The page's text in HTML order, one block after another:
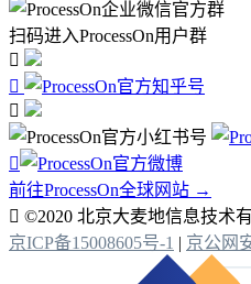
扫码进入ProcessOn用户群




前往ProcessOn全球网站 →
 ©2020 北京大麦地信息技术
京ICP备15008605号-1 | 京公网